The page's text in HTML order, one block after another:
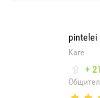
pintelei
Каге
+